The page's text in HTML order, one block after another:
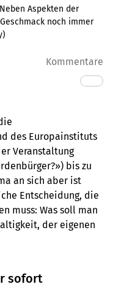
Aspekten der
noch immer
Kommentare
des Europainstituts
Veranstaltung
bis zu
an sich aber ist
Entscheidung, die
muss: Was soll man
der eigenen
sofort